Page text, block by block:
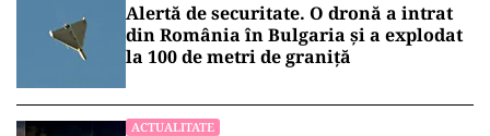
Alertă de securitate. O dronă a intrat
din România în Bulgaria şi a explodat
la 100 de metri de graniţă
ACTUALITATE